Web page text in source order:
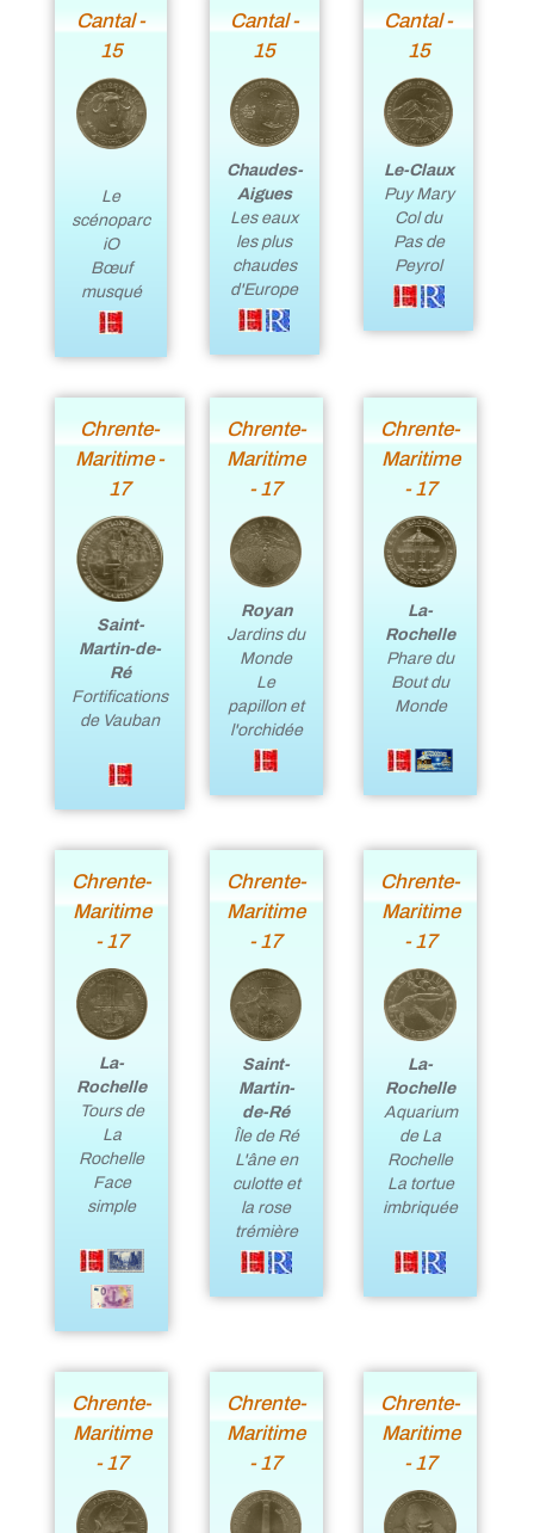
Cantal -
15
Le
scénoparc
iO
Bœuf
musqué
Cantal -
15
Chaudes-
Aigues
Les eaux
les plus
chaudes
d'Europe
Cantal -
15
Le-Claux
Puy Mary
Col du
Pas de
Peyrol
Chrente-
Maritime -
17
Saint-
Martin-de-
Ré
Fortifications
de Vauban
Chrente-
Maritime
- 17
Royan
Jardins du
Monde
Le
papillon et
l'orchidée
Chrente-
Maritime
- 17
La-
Rochelle
Phare du
Bout du
Monde
Chrente-
Maritime
- 17
La-
Rochelle
Tours de
La
Rochelle
Face
simple
Chrente-
Maritime
- 17
Saint-
Martin-
de-Ré
Île de Ré
L'âne en
culotte et
la rose
trémière
Chrente-
Maritime
- 17
La-
Rochelle
Aquarium
de La
Rochelle
La tortue
imbriquée
Chrente-
Maritime
- 17
Chrente-
Maritime
- 17
Chrente-
Maritime
- 17